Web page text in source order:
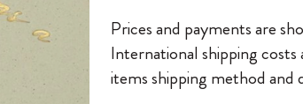
Notebook
ートブックチャーム
＆ ジャーナル
ナル・ダイアリー
イアリー
プランナー
トライティング・システム
キンスマートスマートとは
・サービス
x モレスキン
x モレスキン
ペンシル
ン コレクション
ジョンギコレクション
Adventures in Wonderland」コレ
of Impressionism コレクショ
バトリョ 限定版コレクション
パック
バックパック
paper – made Collection
ェッショナルへの贈り物
リストへの贈り物
マリストへの贈り物
Mercredi × モレスキン
トノートブック
トダイアリー
キン Journal
ン Planner
無料
*メールアドレス
*パスワード
モレスキンの世
Prices and payments are
International shipping costs
items shipping method and